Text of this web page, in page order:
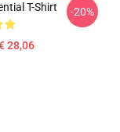
T-Shirt
28,06
-20%